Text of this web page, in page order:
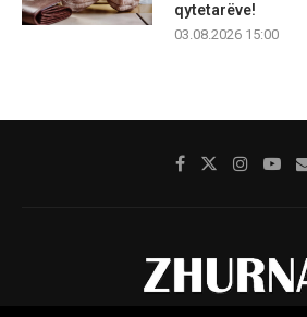
qytetarëve!
03.08.2026 15:00